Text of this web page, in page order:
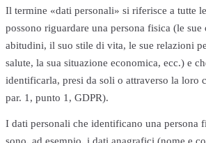
Il termine «dati personali» si riferisce a tutte
possono riguardare una persona fisica (le sue
abitudini, il suo stile di vita, le sue relazioni
salute, la sua situazione economica, ecc.) e
identificarla, presi da soli o attraverso la loro
par. 1, punto 1, GDPR).
I dati personali che identificano una persona
sono, ad esempio, i dati anagrafici (nome e